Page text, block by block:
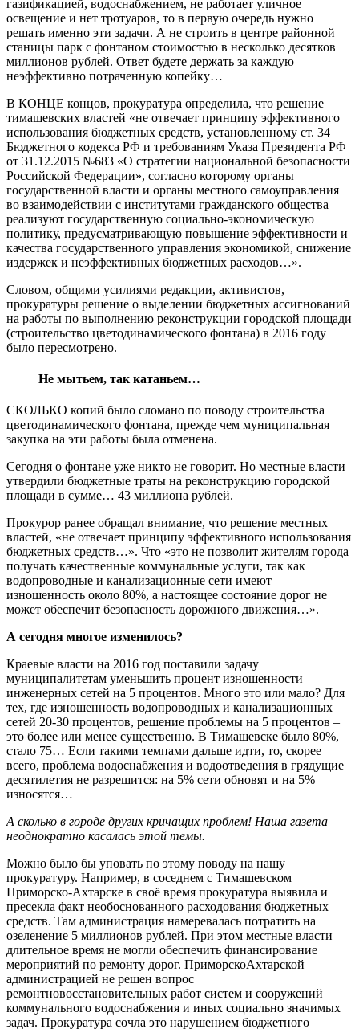
газификацией, водоснабжением, не работает уличное
освещение и нет тротуаров, то в первую очередь нужно
решать именно эти задачи. А не строить в центре районной
станицы парк с фонтаном стоимостью в несколько десятков
миллионов рублей. Ответ будете держать за каждую
неэффективно потраченную копейку…
В КОНЦЕ концов, прокуратура определила, что решение
тимашевских властей «не отвечает принципу эффективного
использования бюджетных средств, установленному ст. 34
Бюджетного кодекса РФ и требованиям Указа Президента РФ
от 31.12.2015 №683 «О стратегии национальной безопасности
Российской Федерации», согласно которому органы
государственной власти и органы местного самоуправления
во взаимодействии с институтами гражданского общества
реализуют государственную социально-экономическую
политику, предусматривающую повышение эффективности и
качества государственного управления экономикой, снижение
издержек и неэффективных бюджетных расходов…».
Словом, общими усилиями редакции, активистов,
прокуратуры решение о выделении бюджетных ассигнований
на работы по выполнению реконструкции городской площади
(строительство цветодинамического фонтана) в 2016 году
было пересмотрено.
Не мытьем, так катаньем…
СКОЛЬКО копий было сломано по поводу строительства
цветодинамического фонтана, прежде чем муниципальная
закупка на эти работы была отменена.
Сегодня о фонтане уже никто не говорит. Но местные власти
утвердили бюджетные траты на реконструкцию городской
площади в сумме… 43 миллиона рублей.
Прокурор ранее обращал внимание, что решение местных
властей, «не отвечает принципу эффективного использования
бюджетных средств…». Что «это не позволит жителям города
получать качественные коммунальные услуги, так как
водопроводные и канализационные сети имеют
изношенность около 80%, а настоящее состояние дорог не
может обеспечит безопасность дорожного движения…».
А сегодня многое изменилось?
Краевые власти на 2016 год поставили задачу
муниципалитетам уменьшить процент изношенности
инженерных сетей на 5 процентов. Много это или мало? Для
тех, где изношенность водопроводных и канализационных
сетей 20-30 процентов, решение проблемы на 5 процентов –
это более или менее существенно. В Тимашевске было 80%,
стало 75… Если такими темпами дальше идти, то, скорее
всего, проблема водоснабжения и водоотведения в грядущие
десятилетия не разрешится: на 5% сети обновят и на 5%
износятся…
А сколько в городе других кричащих проблем! Наша газета
неоднократно касалась этой темы.
Можно было бы уповать по этому поводу на нашу
прокуратуру. Например, в соседнем с Тимашевском
Приморско-Ахтарске в своё время прокуратура выявила и
пресекла факт необоснованного расходования бюджетных
средств. Там администрация намеревалась потратить на
озеленение 5 миллионов рублей. При этом местные власти
длительное время не могли обеспечить финансирование
мероприятий по ремонту дорог. ПриморскоАхтарской
администрацией не решен вопрос
ремонтновосстановительных работ систем и сооружений
коммунального водоснабжения и иных социально значимых
задач. Прокуратура сочла это нарушением бюджетного